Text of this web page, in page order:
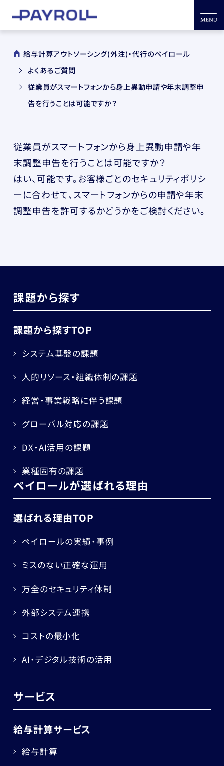
給与計算アウトソーシング(外注)・代行のペイロール
よくあるご質問
従業員がスマートフォンから身上異動申請や年末調整申
告を行うことは可能ですか？
従業員がスマートフォンから身上異動申請や年
末調整申告を行うことは可能ですか？
はい、可能です。お客様ごとのセキュリティポリシ
ーに合わせて、スマートフォンからの申請や年末
調整申告を許可するかどうかをご検討ください。
課題から探す
課題から探すTOP
システム基盤の課題
人的リソース・組織体制の課題
経営・事業戦略に伴う課題
グローバル対応の課題
DX・AI活用の課題
業種固有の課題
ペイロールが選ばれる理由
選ばれる理由TOP
ペイロールの実績・事例
ミスのない正確な運用
万全のセキュリティ体制
外部システム連携
コストの最小化
AI・デジタル技術の活用
サービス
給与計算サービス
給与計算